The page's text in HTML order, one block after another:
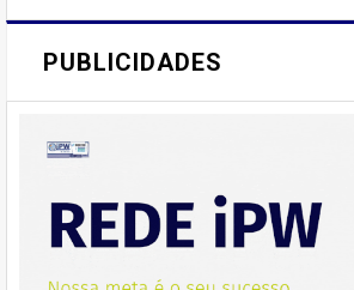
PUBLICIDADES